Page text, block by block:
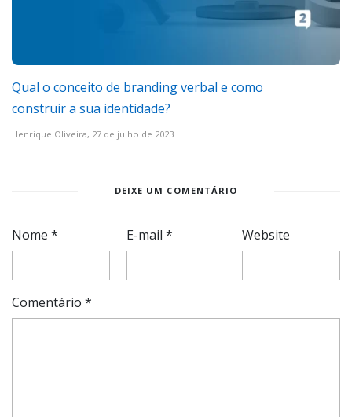
Qual o conceito de branding verbal e como
construir a sua identidade?
Henrique Oliveira, 27 de julho de 2023
DEIXE UM COMENTÁRIO
Nome * E-mail* Website
Comentário *